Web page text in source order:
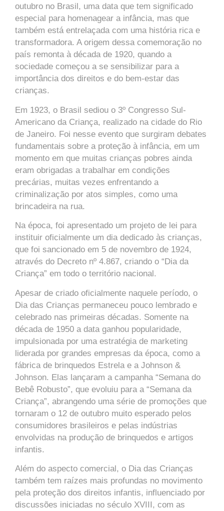
outubro no Brasil, uma data que tem significado
especial para homenagear a infância, mas que
também está entrelaçada com uma história rica e
transformadora. A origem dessa comemoração no
país remonta à década de 1920, quando a
sociedade começou a se sensibilizar para a
importância dos direitos e do bem-estar das
crianças.
Em 1923, o Brasil sediou o 3º Congresso Sul-
Americano da Criança, realizado na cidade do Rio
de Janeiro. Foi nesse evento que surgiram debates
fundamentais sobre a proteção à infância, em um
momento em que muitas crianças pobres ainda
eram obrigadas a trabalhar em condições
precárias, muitas vezes enfrentando a
criminalização por atos simples, como uma
brincadeira na rua.
Na época, foi apresentado um projeto de lei para
instituir oficialmente um dia dedicado às crianças,
que foi sancionado em 5 de novembro de 1924,
através do Decreto nº 4.867, criando o “Dia da
Criança” em todo o território nacional.
Apesar de criado oficialmente naquele período, o
Dia das Crianças permaneceu pouco lembrado e
celebrado nas primeiras décadas. Somente na
década de 1950 a data ganhou popularidade,
impulsionada por uma estratégia de marketing
liderada por grandes empresas da época, como a
fábrica de brinquedos Estrela e a Johnson &
Johnson. Elas lançaram a campanha “Semana do
Bebê Robusto”, que evoluiu para a “Semana da
Criança”, abrangendo uma série de promoções que
tornaram o 12 de outubro muito esperado pelos
consumidores brasileiros e pelas indústrias
envolvidas na produção de brinquedos e artigos
infantis.
Além do aspecto comercial, o Dia das Crianças
também tem raízes mais profundas no movimento
pela proteção dos direitos infantis, influenciado por
discussões iniciadas no século XVIII, com as